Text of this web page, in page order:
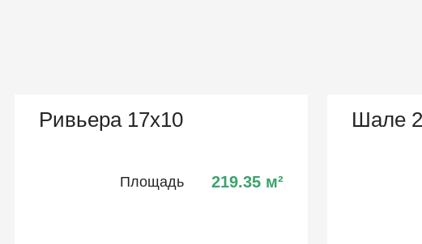
Ривьера 17х10
Площадь 219.35 м²
Шале